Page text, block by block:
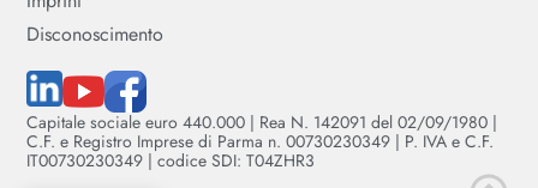
Disconoscimento
Capitale sociale euro 440.000 | Rea N. 142091 del 02/09/1980 |
C.F. e Registro Imprese di Parma n. 00730230349 | P. IVA e C.F.
IT00730230349 | codice SDI: T04ZHR3